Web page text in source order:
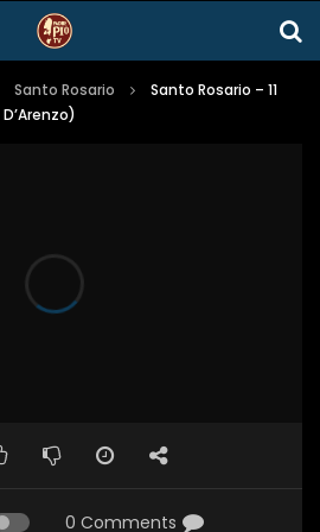
Santo Rosario
Santo Rosario – 11
0 Comments